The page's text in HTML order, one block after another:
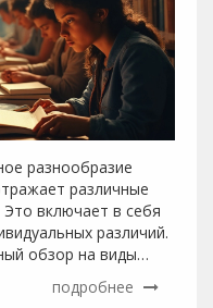
разнообразие
различные
Это включает в себя
различий.
обзор на виды
психология
подробнее